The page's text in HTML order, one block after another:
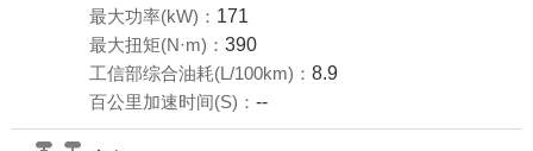
最大功率(kW)： 171
最大扭矩(N·m)： 390
工信部综合油耗(L/100km)： 8.9
百公里加速时间(S)： --